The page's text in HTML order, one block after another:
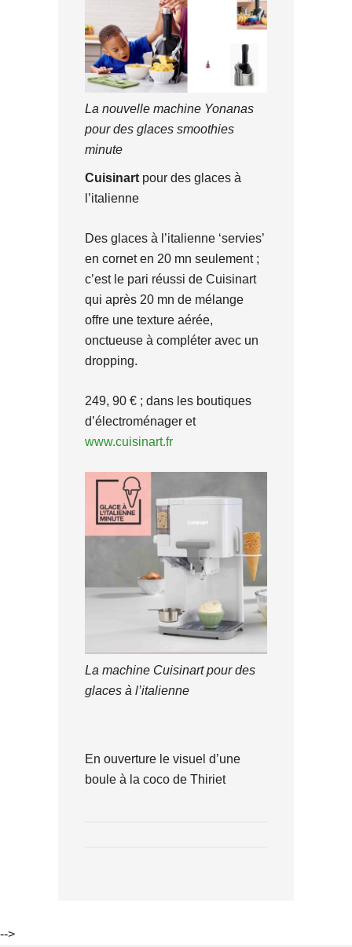
La nouvelle machine Yonanas
pour des glaces smoothies
minute
Cuisinart pour des glaces à
l’italienne
Des glaces à l’italienne ‘servies’
en cornet en 20 mn seulement ;
c’est le pari réussi de Cuisinart
qui après 20 mn de mélange
offre une texture aérée,
onctueuse à compléter avec un
dropping.
249, 90 € ; dans les boutiques
d’électroménager et
www.cuisinart.fr
La machine Cuisinart pour des
glaces à l’italienne
En ouverture le visuel d’une
boule à la coco de Thiriet
-->